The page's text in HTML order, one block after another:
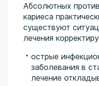
Абсолютных
кариеса
существуют
лечения
острые
заболевания в
лечение